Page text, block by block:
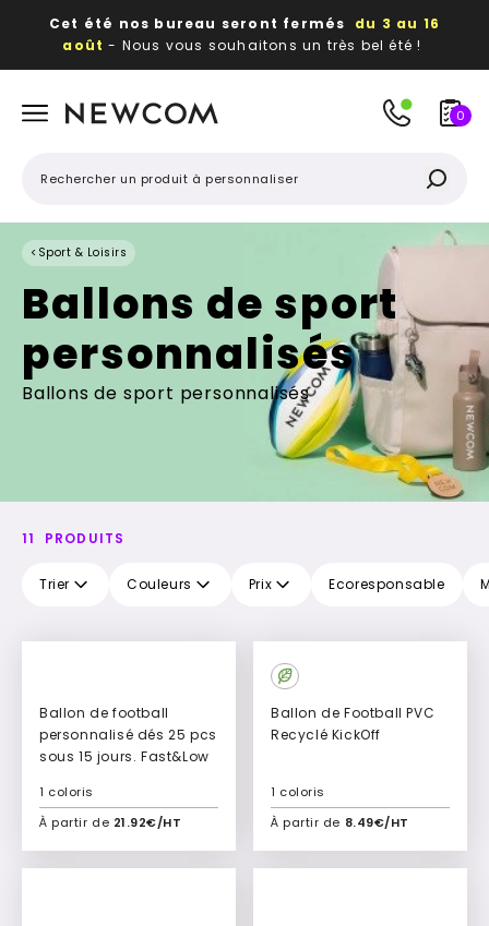
Cet été nos bureau seront fermés du 3 au 16
août - Nous vous souhaitons un très bel été !
publicitaires
0
< Sport & Loisirs
Ballons de sport
personnalisés
Ballons de sport personnalisés
11 PRODUITS
Trier Couleurs Prix Ecoresponsable
Ballon de football
personnalisé dés 25 pcs
sous 15 jours. Fast&Low
À partir de 21.92€/HT
1 coloris
Ajouter à mon devis
Ballon de Football PVC
Recyclé KickOff
À partir de 8.49€/HT
1 coloris
Ajouter à mon devis